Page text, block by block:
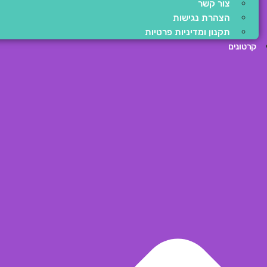
צור קשר
הצהרת נגישות
תקנון ומדיניות פרטיות
קרטונים